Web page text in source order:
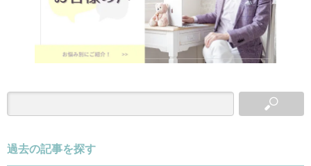
過去の記事を探す